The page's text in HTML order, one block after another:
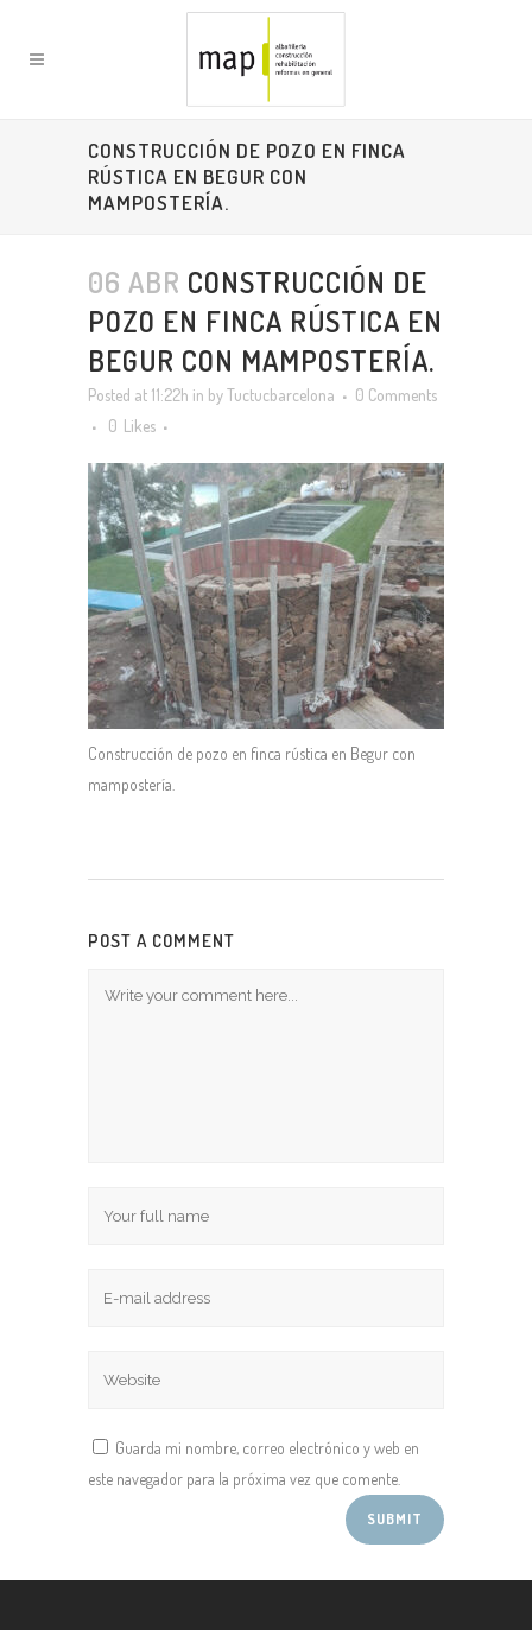
CONSTRUCCIÓN DE POZO EN FINCA
RÚSTICA EN BEGUR CON
MAMPOSTERÍA.
06 ABR CONSTRUCCIÓN DE
POZO EN FINCA RÚSTICA EN
BEGUR CON MAMPOSTERÍA.
Posted at 11:22h in byTuctucbarcelona
0 Comments
0 Likes
Construcción de pozo en finca rústica en Begur con
mampostería.
POST A COMMENT
Guarda mi nombre, correo electrónico y web en
este navegador para la próxima vez que comente.